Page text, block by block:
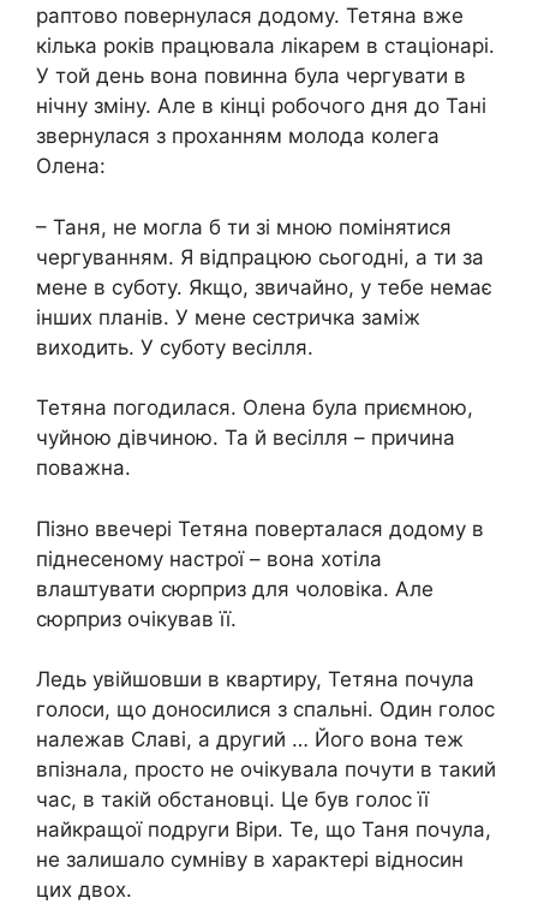
раптово повернулася додому. Тетяна вже
кілька років працювала лікарем в стаціонарі.
У той день вона повинна була чергувати в
нічну зміну. Але в кінці робочого дня до Тані
звернулася з проханням молода колега
Олена:
– Таня, не могла б ти зі мною помінятися
чергуванням. Я відпрацюю сьогодні, а ти за
мене в суботу. Якщо, звичайно, у тебе немає
інших планів. У мене сестричка заміж
виходить. У суботу весілля.
Тетяна погодилася. Олена була приємною,
чуйною дівчиною. Та й весілля – причина
поважна.
Пізно ввечері Тетяна поверталася додому в
піднесеному настрої – вона хотіла
влаштувати сюрприз для чоловіка. Але
сюрприз очікував її.
Ледь увійшовши в квартиру, Тетяна почула
голоси, що доносилися з спальні. Один голос
належав Славі, а другий … Його вона теж
впізнала, просто не очікувала почути в такий
час, в такій обстановці. Це був голос її
найкращої подруги Віри. Те, що Таня почула,
не залишало сумніву в характері відносин
цих двох.